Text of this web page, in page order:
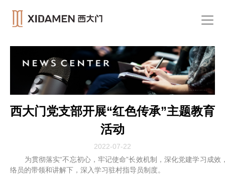
西大门党支部开展“红色传承”主题教育
活动
2022-07-22
为贯彻落实“不忘初心，牢记使命”长效机制，深化党建学习成效
络员的带领和讲解下，深入学习驻村指导员制度。